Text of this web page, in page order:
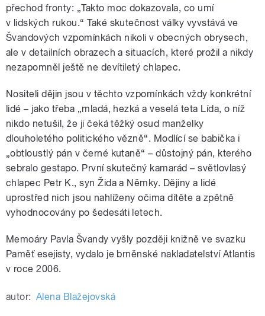
přechod fronty: „Takto moc dokazovala, co umí
v lidských rukou.“ Také skutečnost války vyvstává ve
Švandových vzpomínkách nikoli v obecných obrysech,
ale v detailních obrazech a situacích, které prožil a nikdy
nezapomněl ještě ne devítiletý chlapec.
Nositeli dějin jsou v těchto vzpomínkách vždy konkrétní
lidé – jako třeba „mladá, hezká a veselá teta Lída, o níž
nikdo netušil, že ji čeká těžký osud manželky
dlouholetého politického vězně“. Modlící se babička i
„obtloustlý pán v černé kutaně“ – důstojný pán, kterého
sebralo gestapo. První skutečný kamarád – světlovlasý
chlapec Petr K., syn Žida a Němky. Dějiny a lidé
uprostřed nich jsou nahlíženy očima dítěte a zpětně
vyhodnocovány po šedesáti letech.
Memoáry Pavla Švandy vyšly později knižně ve svazku
Paměť esejisty, vydalo je brněnské nakladatelství Atlantis
v roce 2006.
autor: Alena Blažejovská